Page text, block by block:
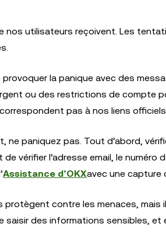
nos utilisateurs reçoivent. Les
la panique avec des
ou des restrictions de compte
pas à nos liens
ne paniquez pas. Tout d’abord,
vérifier l’adresse email, le numéro
Assistance d’OKXavec une capture
contre les menaces, mais
saisir des informations sensibles,